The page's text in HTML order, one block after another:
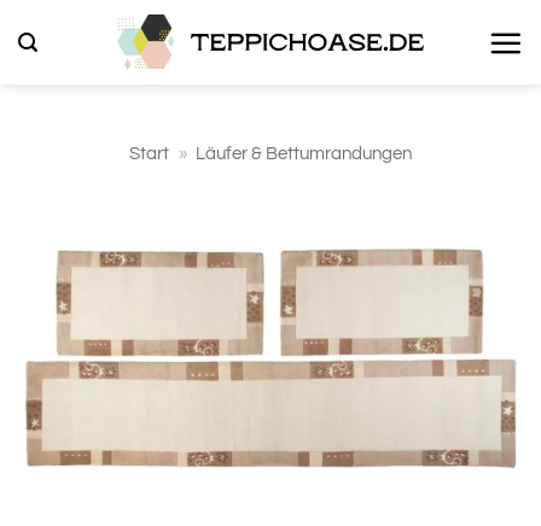
Inhalt
Start » Läufer & Bettumrandungen